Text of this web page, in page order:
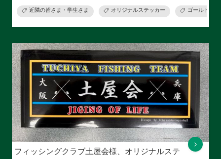
近隣の皆さま・学生さま オリジナルステッカー ゴールドス
フィッシングクラブ土屋会様、オリジナルステ